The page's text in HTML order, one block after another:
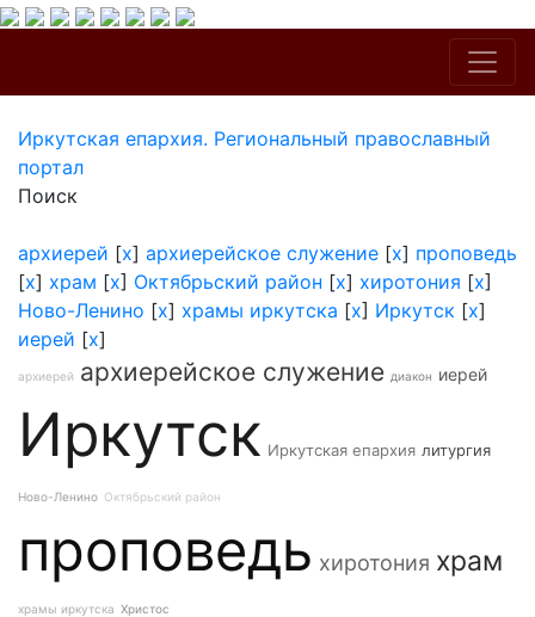
Иркутская епархия. Региональный православный
портал
Поиск
архиерей [x] архиерейское служение [x] проповедь
[x] храм [x] Октябрьский район [x] хиротония [x]
Ново-Ленино [x] храмы иркутска [x] Иркутск [x]
иерей [x]
архиерей архиерейское служение диакон иерей
Иркутск Иркутская епархия литургия
Ново-Ленино Октябрьский район
проповедь хиротония храм
храмы иркутска Христос